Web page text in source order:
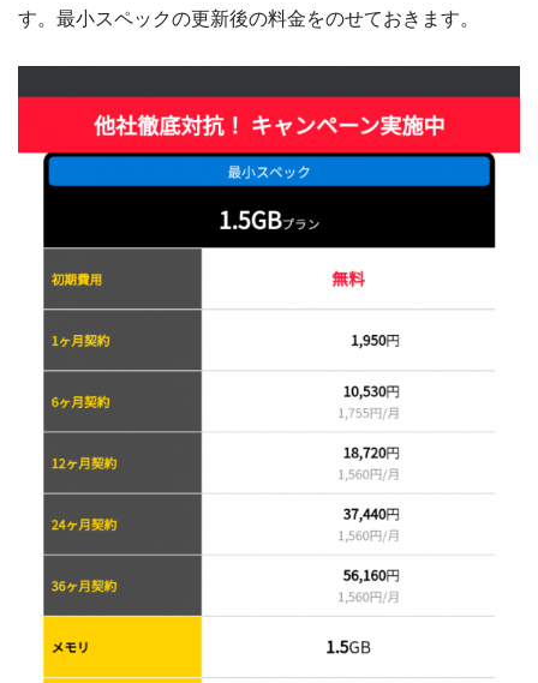
す。最小スペックの更新後の料金をのせておきます。